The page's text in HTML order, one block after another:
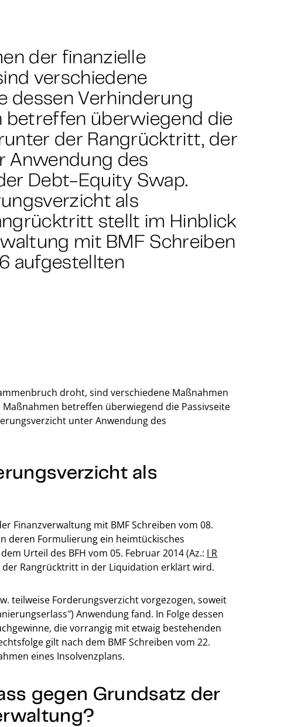
der finanzielle
verschiedene
dessen Verhinderung
betreffen überwiegend die
der Rangrücktritt, der
Anwendung des
Debt-Equity Swap.
als
stellt im Hinblick
mit BMF Schreiben
aufgestellten
droht, sind verschiedene Maßnahmen
betreffen überwiegend die Passivseite
unter Anwendung des
als
Finanzverwaltung mit BMF Schreiben vom 08.
deren Formulierung ein heimtückisches
Urteil des BFH vom 05. Februar 2014 (Az.: I R
Rangrücktritt in der Liquidation erklärt wird.
teilweise Forderungsverzicht vorgezogen, soweit
Anwendung fand. In Folge dessen
die vorrangig mit etwaig bestehenden
gilt nach dem BMF Schreiben vom 22.
eines Insolvenzplans.
gegen Grundsatz der